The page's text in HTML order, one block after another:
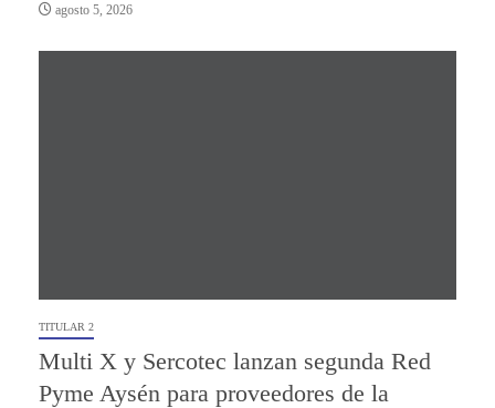
agosto 5, 2026
TITULAR 2
Multi X y Sercotec lanzan segunda Red
Pyme Aysén para proveedores de la